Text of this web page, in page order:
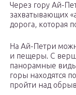
Через гору Ай-
захватывающих
дорога, которая
На Ай-Петри
и пещеры. С
панорамные
горы находятся
пройти над